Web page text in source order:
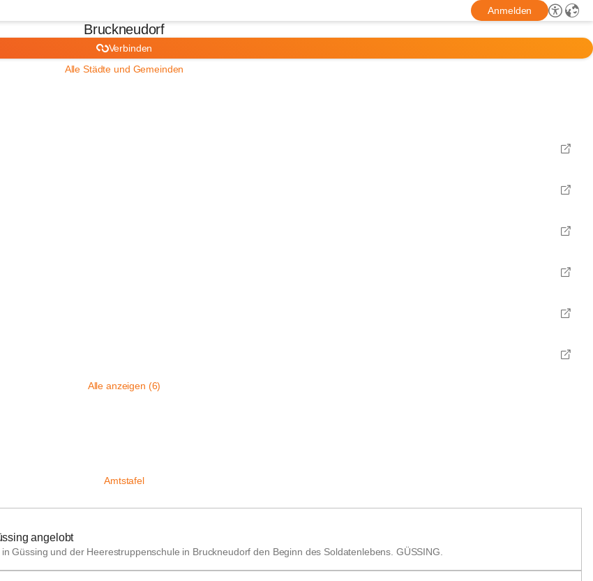
Anmelden
Bruckneudorf
Verbinden
Alle Städte und Gemeinden
Alle anzeigen (6)
Amtstafel
angelobt
Güssing und der Heerestruppenschule in Bruckneudorf den Beginn des Soldatenlebens. GÜSSING.